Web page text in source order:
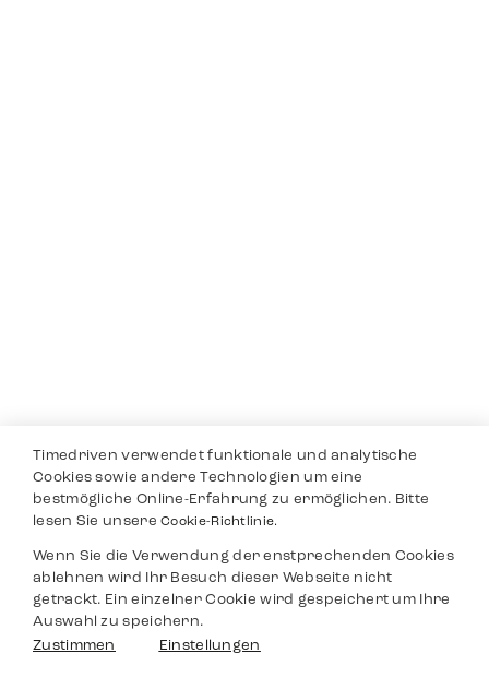
Timedriven verwendet funktionale und analytische
Cookies sowie andere Technologien um eine
bestmögliche Online-Erfahrung zu ermöglichen. Bitte
lesen Sie unsereCookie-Richtlinie.
Wenn Sie die Verwendung der enstprechenden Cookies
ablehnen wird Ihr Besuch dieser Webseite nicht
getrackt. Ein einzelner Cookie wird gespeichert um Ihre
Auswahl zu speichern.
Zustimmen
Einstellungen